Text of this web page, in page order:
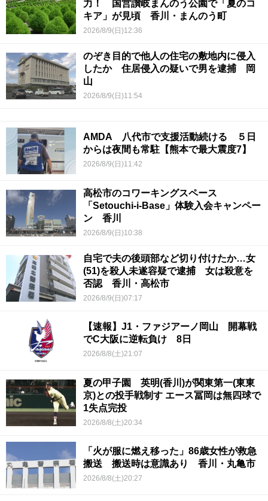
力！ 国営讃岐まんのう公園で「夏のコ
キア」が見頃 香川・まんのう町
2026/8/9(日)12:36
のぞき目的で他人の住宅の敷地内に侵入
したか 住居侵入の疑いで男を逮捕 岡
山
2026/8/9(日)11:54
AMDA 八代市で支援活動続ける ５日
からは夜間も常駐【熊本で最大震度7】
2026/8/9(日)11:42
高松市のコワーキングスペース
「Setouchi-i-Base」体験入会キャンペー
ン 香川
2026/8/9(日)10:38
自宅で夫の後頭部など切り付けたか…女
(51)を殺人未遂容疑で逮捕 女は殺意を
否認 香川・高松市
2026/8/9(日)07:17
【速報】J1・ファジアーノ岡山 開幕戦
でC大阪に逆転負け 8日
2026/8/8(土)21:07
夏の甲子園 英明(香川)が関東第一(東東
京)との投手戦制す エース冨岡は無四球で
1失点完投
2026/8/8(土)20:34
「火が服に燃え移った」86歳女性が救急
搬送 搬送時は意識あり 香川・丸亀市
2026/8/8(土)20:27